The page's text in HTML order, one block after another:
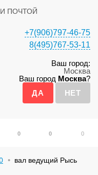
ПОЧТОЙ
+7(906)797-46-75
8(495)767-53-11
Ваш город:
Москва
Ваш город Москва?
0
0 0
вал ведущий Рысь